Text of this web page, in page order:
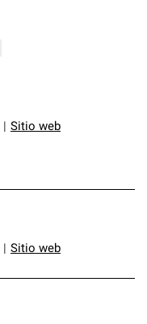
Sitio web
Sitio web